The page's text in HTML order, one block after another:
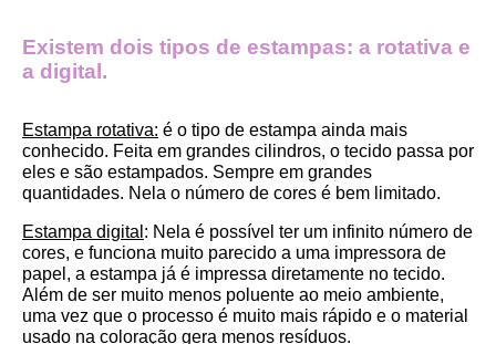
Existem dois tipos de estampas: a rotativa e
a digital.
Estampa rotativa: é o tipo de estampa ainda mais
conhecido. Feita em grandes cilindros, o tecido passa por
eles e são estampados. Sempre em grandes
quantidades. Nela o número de cores é bem limitado.
Estampa digital : Nela é possível ter um infinito número de
cores, e funciona muito parecido a uma impressora de
papel, a estampa já é impressa diretamente no tecido.
Além de ser muito menos poluente ao meio ambiente,
uma vez que o processo é muito mais rápido e o material
usado na coloração gera menos resíduos.